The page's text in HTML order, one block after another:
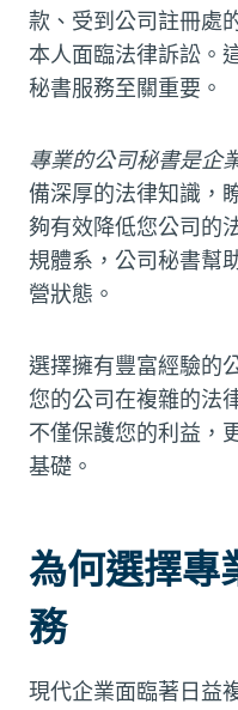
款、受到公司註冊處
本人面臨法律訴訟。
秘書服務至關重要。
專業的公司秘書是企
備深厚的法律知識，
夠有效降低您公司的
規體系，公司秘書幫
營狀態。
選擇擁有豐富經驗的
您的公司在複雜的法
不僅保護您的利益，
基礎。
為何選擇專
務
現代企業面臨著日益